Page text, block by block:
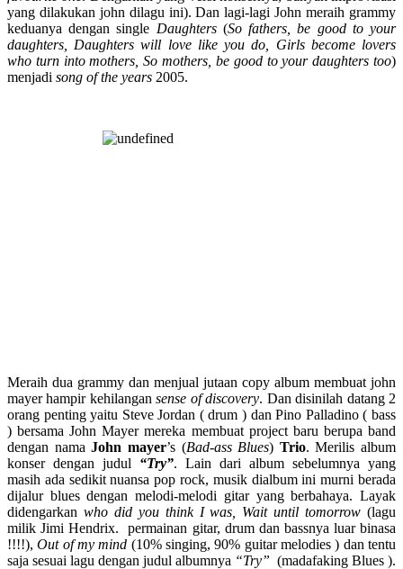
yang dilakukan john dilagu ini). Dan lagi-lagi John meraih grammy
keduanya dengan single Daughters(So fathers, be good to your
daughters, Daughters will love like you do, Girls become lovers
who turn into mothers, So mothers, be good to your daughters too)
menjadi song of the years 2005.
Meraih dua grammy dan menjual jutaan copy album membuat john
mayer hampir kehilangansense of discovery. Dan disinilah datang 2
orang penting yaitu Steve Jordan ( drum ) dan Pino Palladino ( bass
) bersama John Mayer mereka membuat project baru berupa band
dengan namaJohn mayer’s (Bad-ass Blues) Trio. Merilis album
konser dengan judul “Try”. Lain dari album sebelumnya yang
masih ada sedikit nuansa pop rock, musik dialbum ini murni berada
dijalur blues dengan melodi-melodi gitar yang berbahaya. Layak
didengarkan who did you think I was, Wait until tomorrow (lagu
milik Jimi Hendrix. permainan gitar, drum dan bassnya luar binasa
!!!!),Out of my mind (10% singing, 90% guitar melodies ) dan tentu
saja sesuai lagu dengan judul albumnya “Try” (madafaking Blues ).